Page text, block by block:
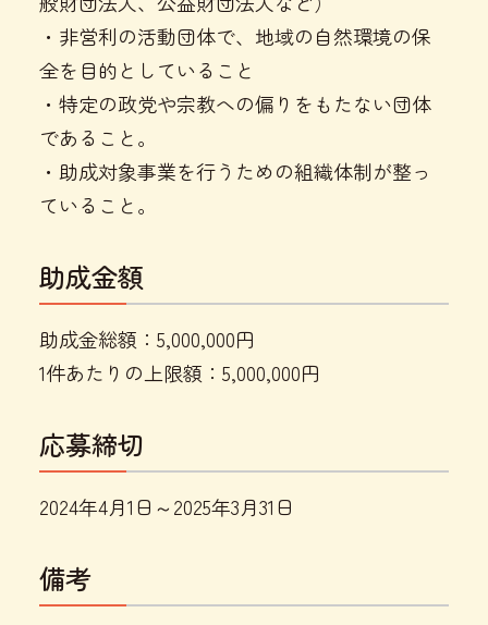
・非営利の活動団体で、地域の自然環境の保
全を目的としていること
・特定の政党や宗教への偏りをもたない団体
であること。
・助成対象事業を行うための組織体制が整っ
ていること。
助成金額
助成金総額：5,000,000円
1件あたりの上限額：5,000,000円
応募締切
2024年4月1日～2025年3月31日
備考